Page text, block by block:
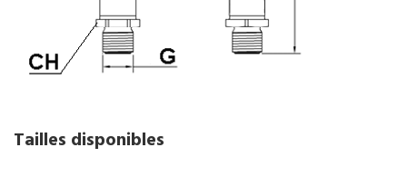
Tailles disponibles